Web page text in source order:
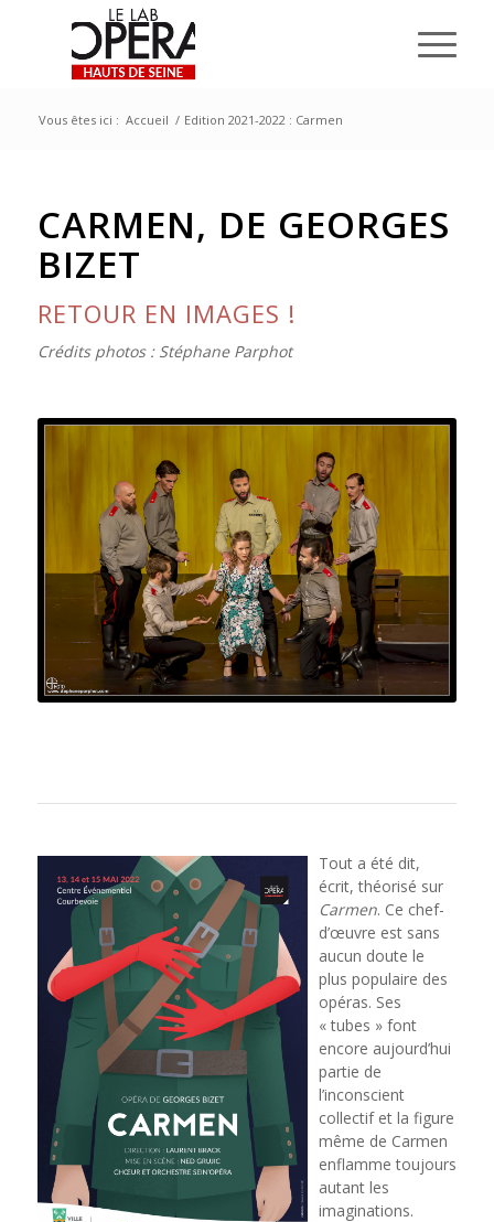
Vous êtes ici : Accueil / Edition 2021-2022 : Carmen
CARMEN, DE GEORGES
BIZET
RETOUR EN IMAGES !
Crédits photos : Stéphane Parphot
Tout a été dit,
écrit, théorisé sur
Carmen. Ce chef-
d’œuvre est sans
aucun doute le
plus populaire des
opéras. Ses
« tubes » font
encore aujourd’hui
partie de
l’inconscient
collectif et la figure
même de Carmen
enflamme toujours
autant les
imaginations.